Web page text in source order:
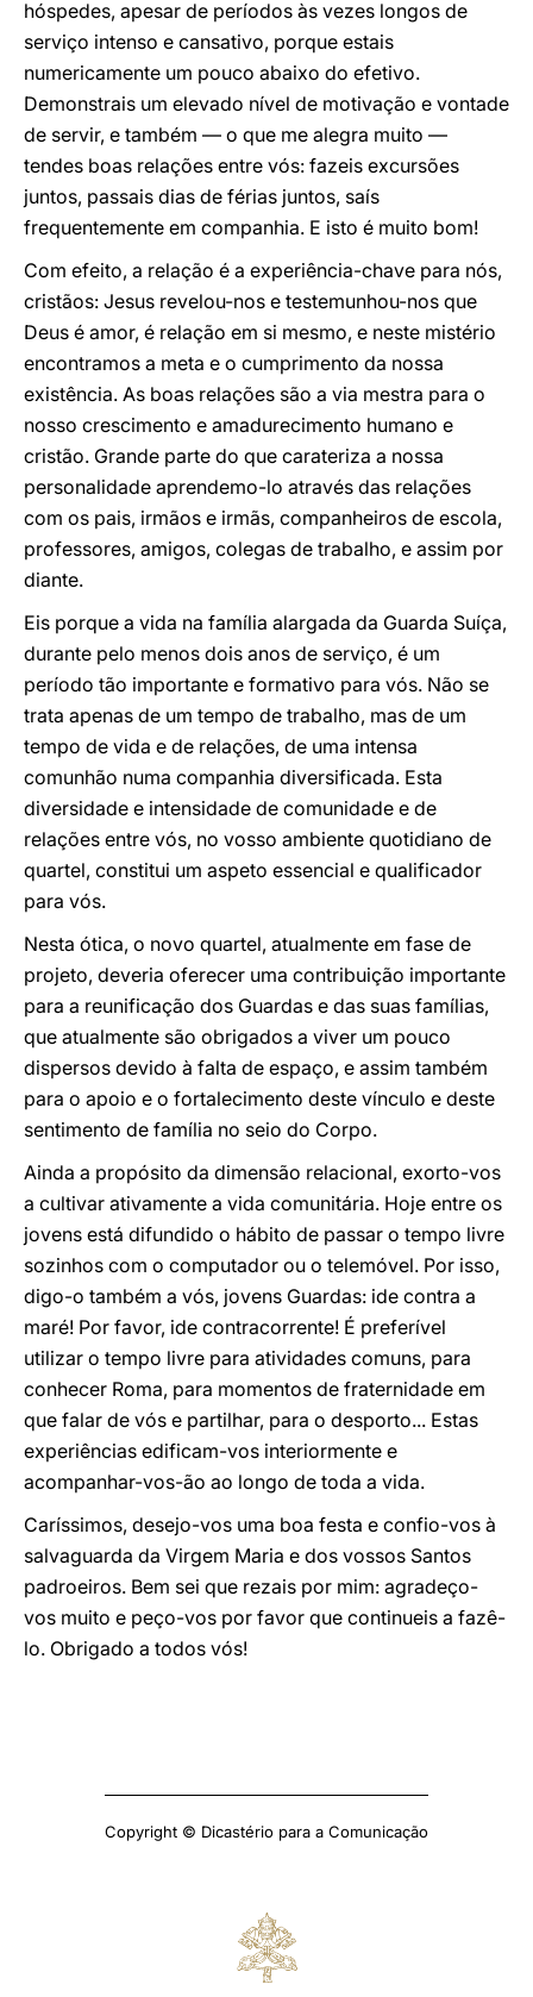
hóspedes, apesar de períodos às vezes longos de
serviço intenso e cansativo, porque estais
numericamente um pouco abaixo do efetivo.
Demonstrais um elevado nível de motivação e vontade
de servir, e também — o que me alegra muito —
tendes boas relações entre vós: fazeis excursões
juntos, passais dias de férias juntos, saís
frequentemente em companhia. E isto é muito bom!
Com efeito, a relação é a experiência-chave para nós,
cristãos: Jesus revelou-nos e testemunhou-nos que
Deus é amor, é relação em si mesmo, e neste mistério
encontramos a meta e o cumprimento da nossa
existência. As boas relações são a via mestra para o
nosso crescimento e amadurecimento humano e
cristão. Grande parte do que carateriza a nossa
personalidade aprendemo-lo através das relações
com os pais, irmãos e irmãs, companheiros de escola,
professores, amigos, colegas de trabalho, e assim por
diante.
Eis porque a vida na família alargada da Guarda Suíça,
durante pelo menos dois anos de serviço, é um
período tão importante e formativo para vós. Não se
trata apenas de um tempo de trabalho, mas de um
tempo de vida e de relações, de uma intensa
comunhão numa companhia diversificada. Esta
diversidade e intensidade de comunidade e de
relações entre vós, no vosso ambiente quotidiano de
quartel, constitui um aspeto essencial e qualificador
para vós.
Nesta ótica, o novo quartel, atualmente em fase de
projeto, deveria oferecer uma contribuição importante
para a reunificação dos Guardas e das suas famílias,
que atualmente são obrigados a viver um pouco
dispersos devido à falta de espaço, e assim também
para o apoio e o fortalecimento deste vínculo e deste
sentimento de família no seio do Corpo.
Ainda a propósito da dimensão relacional, exorto-vos
a cultivar ativamente a vida comunitária. Hoje entre os
jovens está difundido o hábito de passar o tempo livre
sozinhos com o computador ou o telemóvel. Por isso,
digo-o também a vós, jovens Guardas: ide contra a
maré! Por favor, ide contracorrente! É preferível
utilizar o tempo livre para atividades comuns, para
conhecer Roma, para momentos de fraternidade em
que falar de vós e partilhar, para o desporto... Estas
experiências edificam-vos interiormente e
acompanhar-vos-ão ao longo de toda a vida.
Caríssimos, desejo-vos uma boa festa e confio-vos à
salvaguarda da Virgem Maria e dos vossos Santos
padroeiros. Bem sei que rezais por mim: agradeço-
vos muito e peço-vos por favor que continueis a fazê-
lo. Obrigado a todos vós!
Copyright © Dicastério para a Comunicação